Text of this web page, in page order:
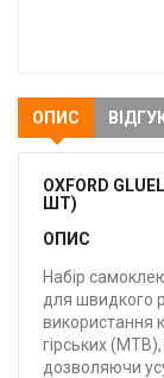
ОПИС
OXFORD
ШТ)
ОПИС
Набір
для швидкого
використання
гірських
дозволяючи